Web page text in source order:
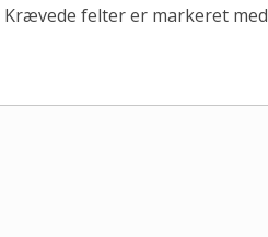
Krævede felter er markeret med